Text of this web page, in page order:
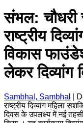
संभल:
राष्ट्रीय
विकास
लेकर दिव्यांग
Sambhal, Sambhal
राष्ट्रीय दिव्यांग महिला
दिवस के उपलक्ष्य में नई